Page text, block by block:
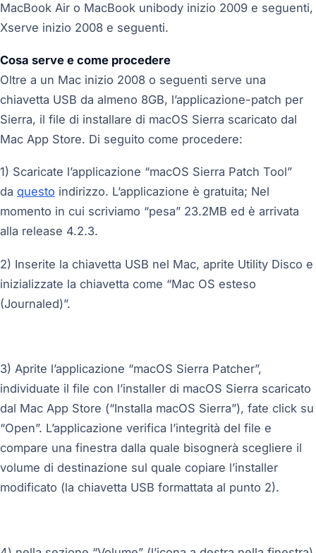
MacBook Air o MacBook unibody inizio 2009 e seguenti,
Xserve inizio 2008 e seguenti.
Cosa serve e come procedere
Oltre a un Mac inizio 2008 o seguenti serve una
chiavetta USB da almeno 8GB, l’applicazione-patch per
Sierra, il file di installare di macOS Sierra scaricato dal
Mac App Store. Di seguito come procedere:
1) Scaricate l’applicazione “macOS Sierra Patch Tool”
da questo indirizzo. L’applicazione è gratuita; Nel
momento in cui scriviamo “pesa” 23.2MB ed è arrivata
alla release 4.2.3.
2) Inserite la chiavetta USB nel Mac, aprite Utility Disco e
inizializzate la chiavetta come “Mac OS esteso
(Journaled)”.
3) Aprite l’applicazione “macOS Sierra Patcher”,
individuate il file con l’installer di macOS Sierra scaricato
dal Mac App Store (“Installa macOS Sierra”), fate click su
“Open”. L’applicazione verifica l’integrità del file e
compare una finestra dalla quale bisognerà scegliere il
volume di destinazione sul quale copiare l’installer
modificato (la chiavetta USB formattata al punto 2).